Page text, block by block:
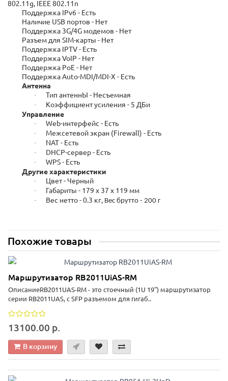
802.11g, IEEE 802.11n
Поддержка IPv6 - Есть
Наличие USB портов - Нет
Поддержка 3G/4G модемов - Нет
Разъем для SIM-карты - Нет
Поддержка IPTV - Есть
Поддержка VoIP - Нет
Поддержка PoE - Нет
Поддержка Auto-MDI/MDI-X - Есть
Антенна
· Тип антеннЫ - Несъемная
·
Коэффициент усиления - 5 ДБи
Управление
· Web-интерфейс - Есть
· Межсетевой экран (Firewall) - Есть
· NAT - Есть
· DHCP-сервер - Есть
·
WPS - Есть
Другие характеристики
· Цвет - Черный
· Габариты - 179 x 37 x 119 мм
· Вес нетто - 0.3 кг, Вес брутто - 200 г
Похожие товары
Маршрутизатор RB2011UiAS-RM
ОписаниеRB2011UAS-RM - это стоечный (1U 19") маршрутизатор
серии RB2011UAS, с SFP разъемом для гигаб..
13100.00 р.
В корзину